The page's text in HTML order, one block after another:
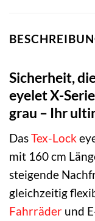
Sicherheit,
eyelet X-
grau – Ihr
DasTex-Lock
mit 160 cm
steigende
gleichzeitig
Fahrräder und